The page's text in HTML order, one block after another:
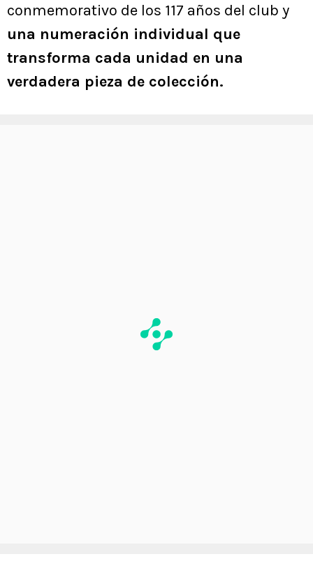
conmemorativo de los 117 años del club y
una numeración individual que
transforma cada unidad en una
verdadera pieza de colección.